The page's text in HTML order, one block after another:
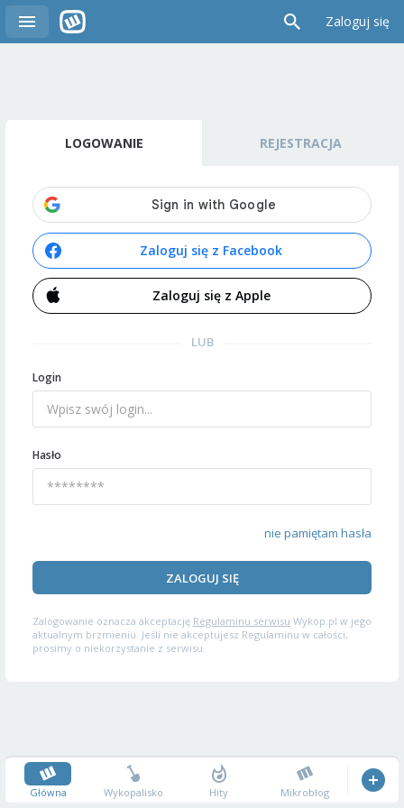
Zaloguj się
LOGOWANIE REJESTRACJA
Zaloguj się z Facebook
Zaloguj się z Apple
LUB
Login
Hasło
nie pamiętam hasła
ZALOGUJ SIĘ
Zalogowanie oznacza akceptację Regulaminu serwisu Wykop.pl w jego
aktualnym brzmieniu. Jeśli nie akceptujesz Regulaminu w całości,
prosimy o niekorzystanie z serwisu.
Główna Wykopalisko Hity Mikroblog